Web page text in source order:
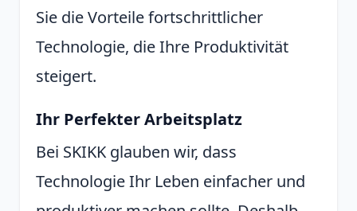
Sie die Vorteile fortschrittlicher
Technologie, die Ihre Produktivität
steigert.
Ihr Perfekter Arbeitsplatz
Bei SKIKK glauben wir, dass
Technologie Ihr Leben einfacher und